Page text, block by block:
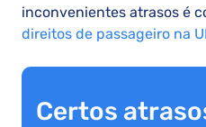
inconvenientes atrasos é
direitos de passageiro na
Certos